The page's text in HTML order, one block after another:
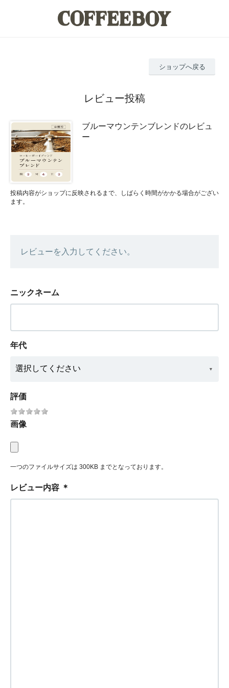
ショップへ戻る
レビュー投稿
ブルーマウンテンブレンドのレビュ
ー
投稿内容がショップに反映されるまで、しばらく時間がかかる場合がござい
ます。
レビューを入力してください。
ニックネーム
年代
評価
画像
一つのファイルサイズは 300KB までとなっております。
レビュー内容 ＊